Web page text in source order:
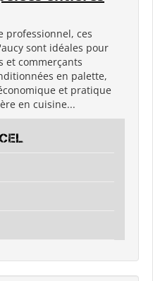
professionnel, ces
sont idéales pour
et commerçants
en palette,
et pratique
en cuisine...